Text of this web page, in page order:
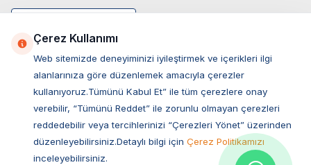
Müşteri Hizmetleri
Çerez Kullanımı
Web sitemizde deneyiminizi iyileştirmek ve içerikleri ilgi
alanlarınıza göre düzenlemek amacıyla çerezler
kullanıyoruz.Tümünü Kabul Et” ile tüm çerezlere onay
verebilir, “Tümünü Reddet” ile zorunlu olmayan çerezleri
reddedebilir veya tercihlerinizi “Çerezleri Yönet” üzerinden
düzenleyebilirsiniz.Detaylı bilgi için Çerez Politikamızı
inceleyebilirsiniz.